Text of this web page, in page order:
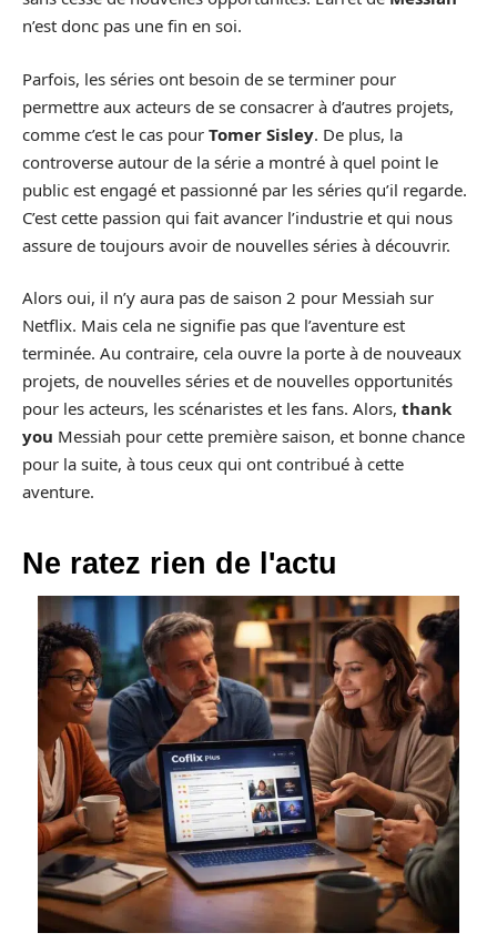
n’est donc pas une fin en soi.
Parfois, les séries ont besoin de se terminer pour
permettre aux acteurs de se consacrer à d’autres projets,
comme c’est le cas pour Tomer Sisley. De plus, la
controverse autour de la série a montré à quel point le
public est engagé et passionné par les séries qu’il regarde.
C’est cette passion qui fait avancer l’industrie et qui nous
assure de toujours avoir de nouvelles séries à découvrir.
Alors oui, il n’y aura pas de saison 2 pour Messiah sur
Netflix. Mais cela ne signifie pas que l’aventure est
terminée. Au contraire, cela ouvre la porte à de nouveaux
projets, de nouvelles séries et de nouvelles opportunités
pour les acteurs, les scénaristes et les fans. Alors, thank
you Messiah pour cette première saison, et bonne chance
pour la suite, à tous ceux qui ont contribué à cette
aventure.
Ne ratez rien de l'actu